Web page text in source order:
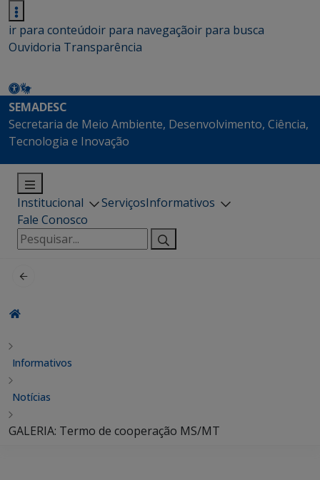
ir para conteúdoir para navegaçãoir para busca
Ouvidoria Transparência
SEMADESC
Secretaria de Meio Ambiente, Desenvolvimento, Ciência,
Tecnologia e Inovação
Institucional ServiçosInformativos
Fale Conosco
Pesquisar
por:
Informativos
Notícias
GALERIA: Termo de cooperação MS/MT